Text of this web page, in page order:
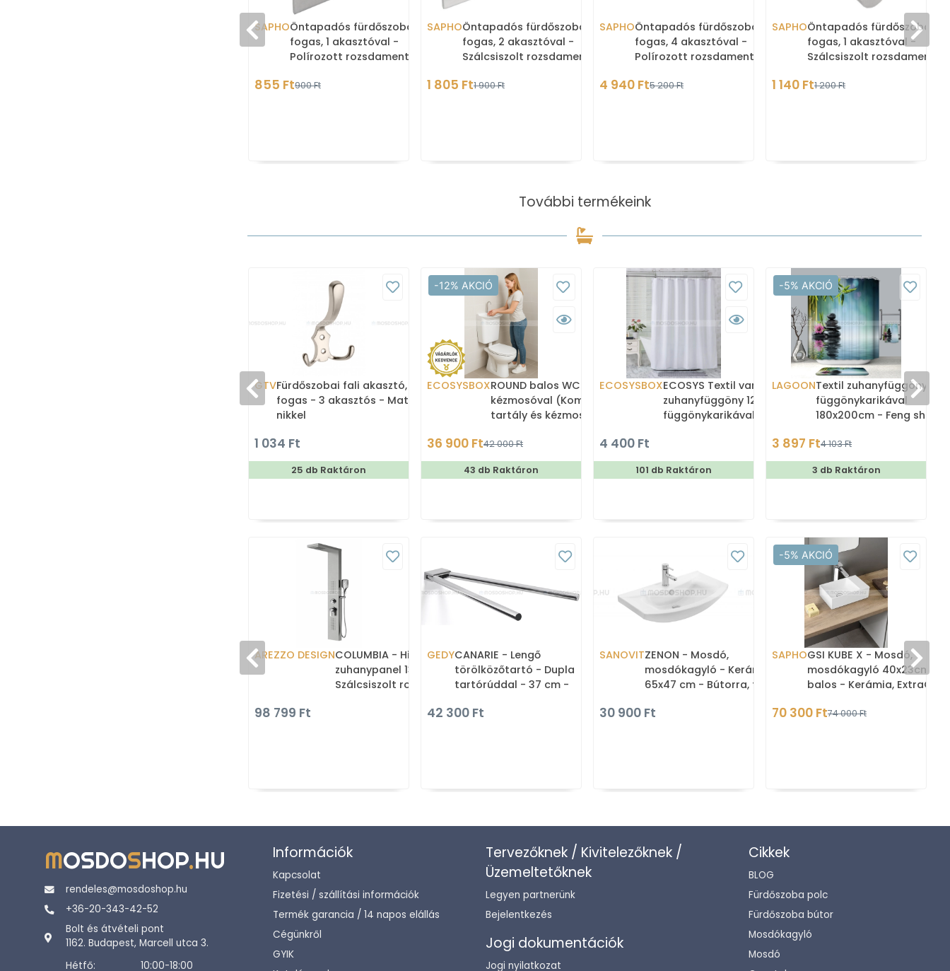
SAPHOÖntapadós fürdőszobai
fogas, 1 akasztóval -
Polírozott rozsdamentes
855 Ft900 Ft
SAPHOÖntapadós fürdőszobai
fogas, 2 akasztóval -
Szálcsiszolt rozsdamentes
1 805 Ft1 900 Ft
SAPHOÖntapadós fürdőszobai
fogas, 4 akasztóval -
Polírozott rozsdamentes
4 940 Ft5 200 Ft
SAPHOÖntapadós fürdőszobai
fogas, 1 akasztóval -
Szálcsiszolt rozsdamentes
1 140 Ft1 200 Ft
További termékeink
GTVFürdőszobai fali akasztó,
fogas - 3 akasztós - Matt
nikkel
1 034 Ft
25 db Raktáron
-12% AKCIÓ
ECOSYSBOXROUND balos WC tartály
kézmosóval (Kombi WC
tartály és kézmosó)
36 900 Ft42 000 Ft
43 db Raktáron
ECOSYSBOXECOSYS Textil varrott
zuhanyfüggöny 12db
függönykarikával
Zuhanyfüggöny textil
4 400 Ft
101 db Raktáron
-5% AKCIÓ
LAGOONTextil zuhanyfüggöny
függönykarikával
180x200cm - Feng shui
3 897 Ft4 103 Ft
3 db Raktáron
AREZZO DESIGNCOLUMBIA - Hidromasszázs
zuhanypanel 130x20cm -
Szálcsiszolt rozsdamentes
98 799 Ft
GEDYCANARIE - Lengő
törölközőtartó - Dupla
tartórúddal - 37 cm -
42 300 Ft
SANOVITZENON - Mosdó,
mosdókagyló - Kerámia,
65x47 cm - Bútorra, falra
30 900 Ft
-5% AKCIÓ
SAPHOGSI KUBE X - Mosdó,
mosdókagyló 40x23cm,
balos - Kerámia,
ül
70 300 Ft74 000 Ft
MOSDOSHOP.HU
rendeles@mosdoshop.hu
+36-20-343-42-52
Bolt és átvételi pont
1162. Budapest, Marcell utca 3.
Hétfő:
10:00-18:00
Információk
Kapcsolat
Fizetési / szállítási információk
Termék garancia / 14 napos elállás
Cégünkről
GYIK
Tervezőknek / Kivitelezőknek /
Üzemeltetőknek
Legyen partnerünk
Bejelentkezés
Jogi dokumentációk
Jogi nyilatkozat
Cikkek
BLOG
Fürdőszoba polc
Fürdőszoba bútor
Mosdókagyló
Mosdó